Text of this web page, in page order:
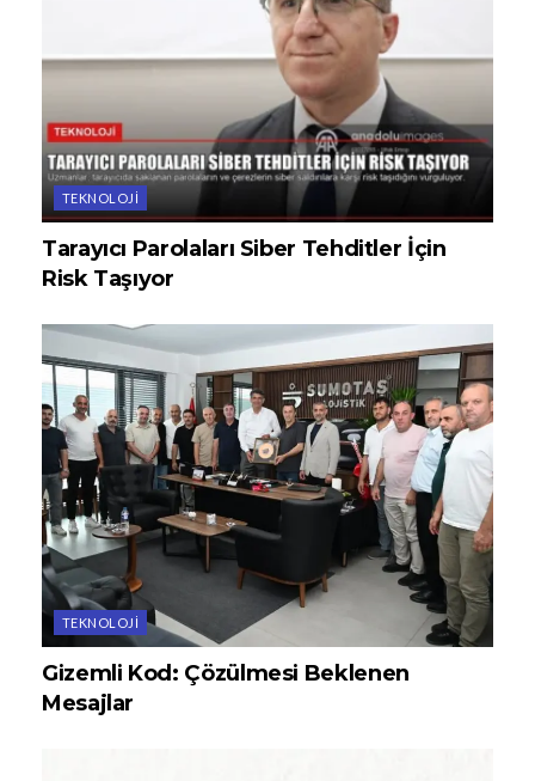
TEKNOLOJI
Tarayıcı Parolaları Siber Tehditler İçin
Risk Taşıyor
TEKNOLOJI
Gizemli Kod: Çözülmesi Beklenen
Mesajlar